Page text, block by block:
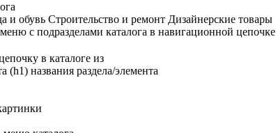
и обувь Строительство и ремонт Дизайнерские товары
с подразделами каталога в навигационной цепочке
в каталоге из
(h1) названия раздела/элемента